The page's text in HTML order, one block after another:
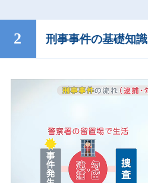
刑事事件の基礎知識